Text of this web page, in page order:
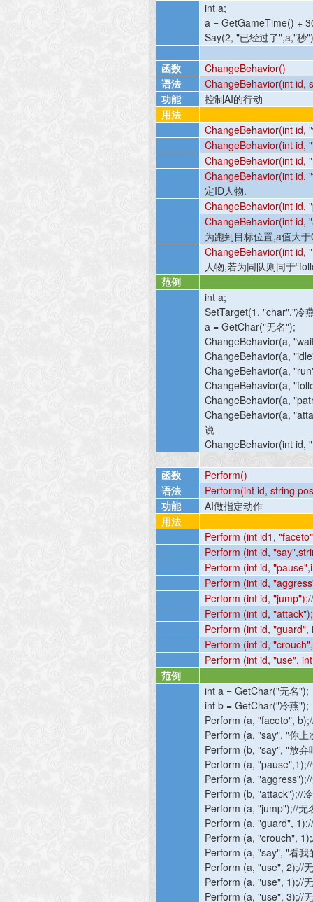
int a;
a = GetGameTime() +
Say(2, "已经过了",a,"秒
函数
ChangeBehavior()
语法
ChangeBehavior(int id,
功能
控制AI的行动
用法
ChangeBehavior(int id,
ChangeBehavior(int id,
ChangeBehavior(int id,
ChangeBehavior(int id,
定ID人物.
ChangeBehavior(int id,
ChangeBehavior(int id,
为跑到目标位置,a值大于
ChangeBehavior(int id,
人物,若为同队则同于“
范例
int a;
SetTarget(1, "char","冷
a = GetChar("无名");
ChangeBehavior(a,
ChangeBehavior(a,
ChangeBehavior(a,
ChangeBehavior(a,
ChangeBehavior(a,
ChangeBehavior(a,
说
ChangeBehavior(int id,
函数
Perform()
语法
Perform(int id, string
功能
AI做指定动作
用法
Perform (int id1,
Perform (int id,
Perform (int id,
Perform (int id,
Perform (int id, "jump");
Perform (int id, "attack");
Perform (int id, "guard",
Perform (int id,
Perform (int id, "use",
范例
int a = GetChar("无名");
int b = GetChar("冷燕");
Perform (a, "faceto",
Perform (a, "say", "你上
Perform (b, "say", "放弃
Perform (a, "pause",1);//
Perform (a, "aggress");//
Perform (b, "attack");//
Perform (a, "jump");//无
Perform (a, "guard",
Perform (a, "crouch",
Perform (a, "say", "看我
Perform (a, "use", 2);//
Perform (a, "use", 1);//
Perform (a, "use", 3);//